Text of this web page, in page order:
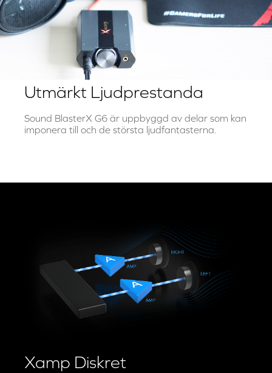
Ett enkelt audioljud kontrollerar både spelets och
din mikrofons volym så att de lätt kan balanseras.
Knappas på sidan kontrollerar profilers behandling
och Scout Mode och det är på så sätt lätt att byta
mellan hörlurar och högtalare via Sound Blaster
Command-programmet.
Utmärkt Ljudprestanda
imponera till och de största ljudfantasterna.